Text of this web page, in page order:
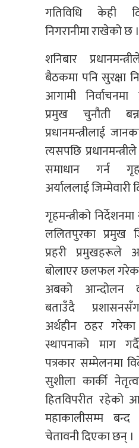
गतिविधि केही
निगरानीमा राखेको छ ।
शनिबार
बैठकमा पनि सुरक्षा
आगामी निर्वाचनमा
प्रमुख चुनौती
प्रधानमन्त्रीलाई
त्यसपछि
समाधान गर्न
अर्याललाई जिम्मेवारी
गृहमन्त्रीको
ललितपुरका प्रमुख
प्रहरी प्रमुखहरूले
बोलाएर छलफल
अबको आन्दोलन
बताउँदै
अर्थहीन ठहर
स्थापनाको माग
पत्रकार सम्मेलनमा
सुशीला कार्की
हितविपरीत रहेको
महाकालीसम्म बन्द
चेतावनी दिएका छन् ।